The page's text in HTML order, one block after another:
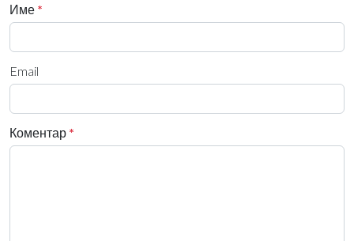
Име *
Email
Коментар *